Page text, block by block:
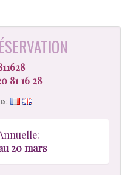
81 16 28
20 mars